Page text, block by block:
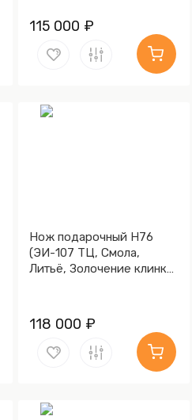
115 000 ₽
Нож подарочный Н76
(ЭИ-107 ТЦ, Смола,
Литьё, Золочение клинка
118 000 ₽